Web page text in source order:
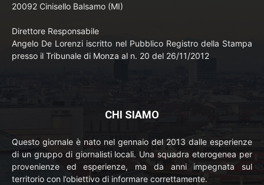
20092 Cinisello Balsamo (MI)
Direttore Responsabile
Angelo De Lorenzi iscritto nel Pubblico Registro della Stampa
presso il Tribunale di Monza al n. 20 del 26/11/2012
CHI SIAMO
Questo giornale è nato nel gennaio del 2013 dalle esperienze
di un gruppo di giornalisti locali. Una squadra eterogenea per
provenienze ed esperienze, ma da anni impegnata sul
territorio con l’obiettivo di informare correttamente.